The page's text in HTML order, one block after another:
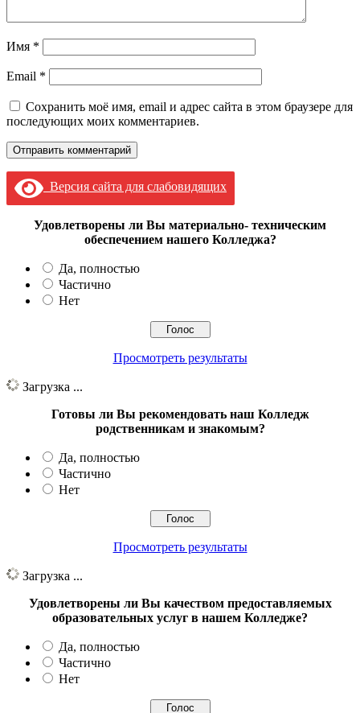
Имя *
Email *
Сохранить моё имя, email и адрес сайта в этом браузере для
последующих моих комментариев.
Версия сайта для слабовидящих
Удовлетворены ли Вы материально- техническим
обеспечением нашего Колледжа?
Да, полностью
Частично
Нет
Просмотреть результаты
Загрузка ...
Готовы ли Вы рекомендовать наш Колледж
родственникам и знакомым?
Да, полностью
Частично
Нет
Просмотреть результаты
Загрузка ...
Удовлетворены ли Вы качеством предоставляемых
образовательных услуг в нашем Колледже?
Да, полностью
Частично
Нет